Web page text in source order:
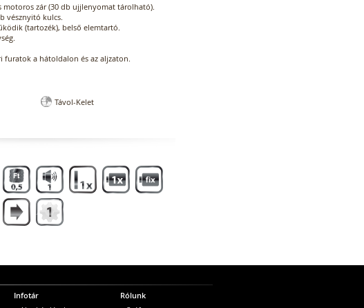
zár (30 db ujjlenyomat tárolható).
vésznyitó kulcs.
(tartozék), belső elemtartó.
furatok a hátoldalon és az aljzaton.
Távol-Kelet
Infotár
Rólunk